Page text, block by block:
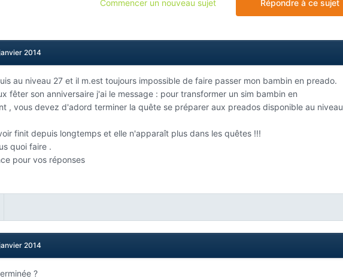
Répondre à ce sujet
Commencer un nouveau sujet
2014
au niveau 27 et il m.est toujours impossible de faire passer mon bambin en preado.
fêter son anniversaire j'ai le message : pour transformer un sim bambin en
, vous devez d'adord terminer la quête se préparer aux preados disponible au niveau
finit depuis longtemps et elle n'apparaît plus dans les quêtes !!!
quoi faire .
pour vos réponses
2014
?